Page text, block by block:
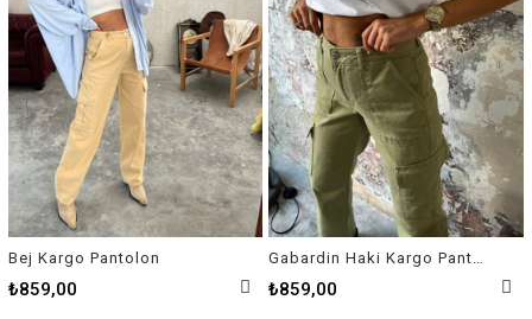
Bej Kargo Pantolon
₺859,00 ₺859,00